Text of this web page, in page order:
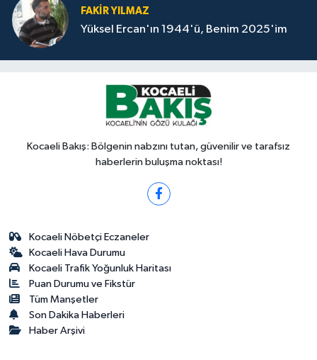
FAKİR YILMAZ
Yüksel Ercan'ın 1944'ü, Benim 2025'im
Kocaeli Bakış: Bölgenin nabzını tutan, güvenilir ve tarafsız
haberlerin buluşma noktası!
Kocaeli Nöbetçi Eczaneler
Kocaeli Hava Durumu
Kocaeli Trafik Yoğunluk Haritası
Puan Durumu ve Fikstür
Tüm Manşetler
Son Dakika Haberleri
Haber Arşivi